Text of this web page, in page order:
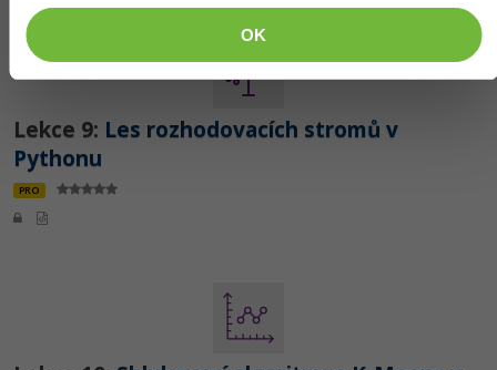
OK
Lekce 9: Les rozhodovacích stromů v
Pythonu
PRO